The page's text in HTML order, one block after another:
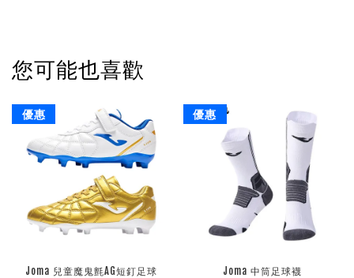
您可能也喜歡
優惠
Joma 兒童魔鬼氈AG短釘足球
優惠
Joma 中筒足球襪